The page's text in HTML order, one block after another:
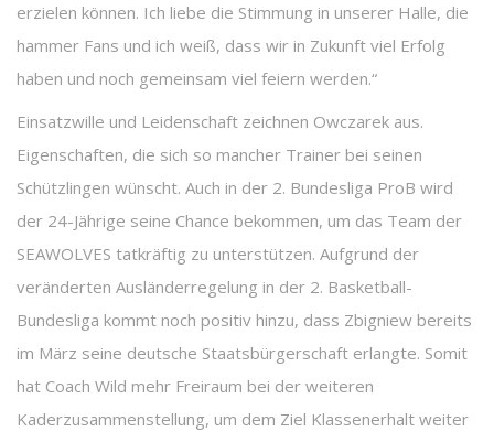
erzielen können. Ich liebe die Stimmung in unserer Halle, die
hammer Fans und ich weiß, dass wir in Zukunft viel Erfolg
haben und noch gemeinsam viel feiern werden.“
Einsatzwille und Leidenschaft zeichnen Owczarek aus.
Eigenschaften, die sich so mancher Trainer bei seinen
Schützlingen wünscht. Auch in der 2. Bundesliga ProB wird
der 24-Jährige seine Chance bekommen, um das Team der
SEAWOLVES tatkräftig zu unterstützen. Aufgrund der
veränderten Ausländerregelung in der 2. Basketball-
Bundesliga kommt noch positiv hinzu, dass Zbigniew bereits
im März seine deutsche Staatsbürgerschaft erlangte. Somit
hat Coach Wild mehr Freiraum bei der weiteren
Kaderzusammenstellung, um dem Ziel Klassenerhalt weiter